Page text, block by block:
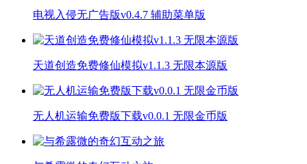
电视入侵无广告版v0.4.7 辅助菜单版
天道创造免费修仙模拟v1.1.3 无限本源版
无人机运输免费版下载v0.0.1 无限金币版